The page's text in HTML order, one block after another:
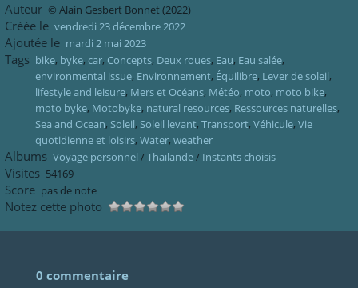
Auteur © Alain Gesbert Bonnet (2022)
Créée le vendredi 23 décembre 2022
Ajoutée le mardi 2 mai 2023
Tags bike, byke, car, Concepts, Deux roues, Eau, Eau salée,
environmental issue, Environnement, Équilibre, Lever de soleil,
lifestyle and leisure, Mers et Océans, Météo, moto, moto bike,
moto byke, Motobyke, natural resources, Ressources naturelles,
Sea and Ocean, Soleil, Soleil levant, Transport, Véhicule, Vie
quotidienne et loisirs, Water, weather
Albums Voyage personnel /Thaïlande/ Instants choisis
Visites 54169
Score pas de note
Notez cette photo
0 commentaire